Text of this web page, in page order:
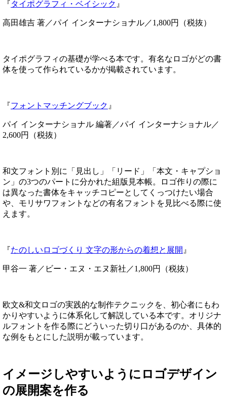
『タイポグラフィ・ベイシック 』
高田雄吉 著／パイ インターナショナル／1,800円（税抜）
タイポグラフィの基礎が学べる本です。有名なロゴがどの書
体を使って作られているかが掲載されています。
『フォントマッチングブック 』
パイ インターナショナル 編著／パイ インターナショナル／
2,600円（税抜）
和文フォント別に「見出し」「リード」「本文・キャプショ
ン」の3つのパートに分かれた組版見本帳。ロゴ作りの際に
は異なった書体をキャッチコピーとしてくっつけたい場合
や、モリサワフォントなどの有名フォントを見比べる際に使
えます。
『たのしいロゴづくり 文字の形からの着想と展開 』
甲谷一 著／ビー・エヌ・エヌ新社／1,800円（税抜）
欧文&和文ロゴの実践的な制作テクニックを、初心者にもわ
かりやすいように体系化して解説している本です。オリジナ
ルフォントを作る際にどういった切り口があるのか、具体的
な例をもとにした説明が載っています。
イメージしやすいようにロゴデザイン
の展開案を作る